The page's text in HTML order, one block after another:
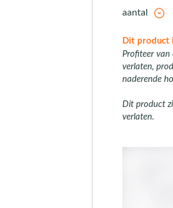
aantal
Dit product
Profiteer van
verlaten,
naderende
Dit product
verlaten.